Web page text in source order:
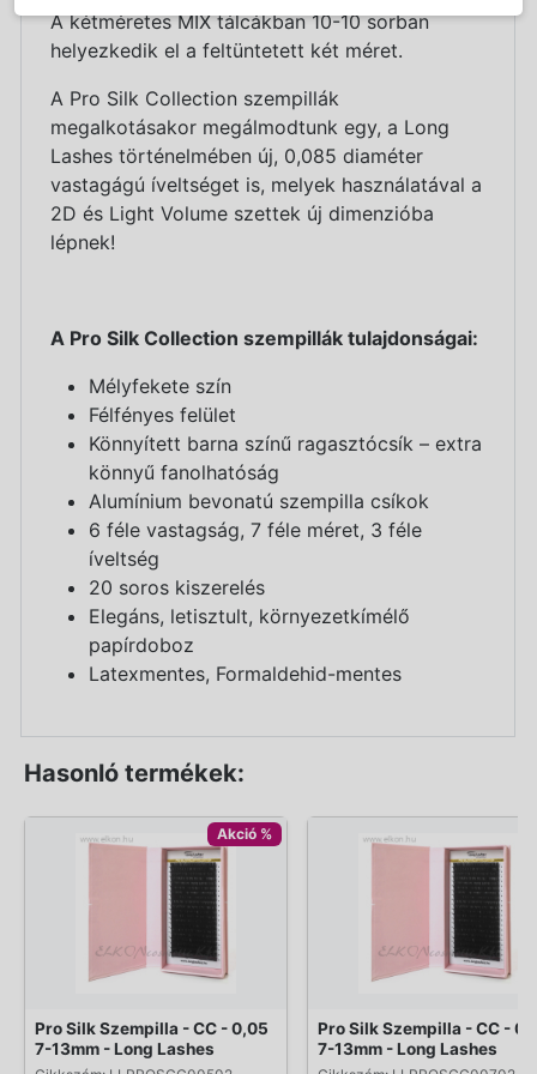
A kétméretes MIX tálcákban 10-10 sorban
helyezkedik el a feltüntetett két méret.
A Pro Silk Collection szempillák
megalkotásakor megálmodtunk egy, a Long
Lashes történelmében új, 0,085 diaméter
vastagágú íveltséget is, melyek használatával a
2D és Light Volume szettek új dimenzióba
lépnek!
A Pro Silk Collection szempillák tulajdonságai:
Mélyfekete szín
Félfényes felület
Könnyített barna színű ragasztócsík – extra
könnyű fanolhatóság
Alumínium bevonatú szempilla csíkok
6 féle vastagság, 7 féle méret, 3 féle
íveltség
20 soros kiszerelés
Elegáns, letisztult, környezetkímélő
papírdoboz
Latexmentes, Formaldehid-mentes
Hasonló termékek:
Akció %
Pro Silk Szempilla - CC - 0,05
7-13mm - Long Lashes
Pro Silk Szempilla - CC -
7-13mm - Long Lashes